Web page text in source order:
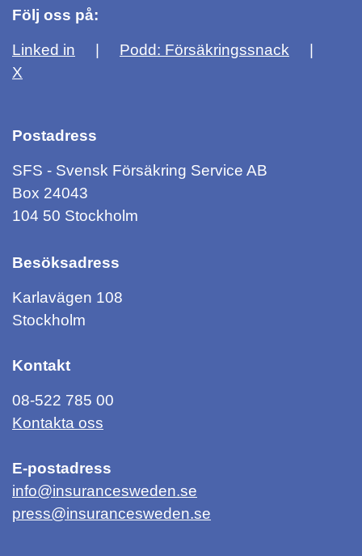
Följ oss på:
Linked in
Podd: Försäkringssnack
X
Postadress
SFS - Svensk Försäkring Service AB
Box 24043
104 50 Stockholm
Besöksadress
Karlavägen 108
Stockholm
Kontakt
08-522 785 00
Kontakta oss
E-postadress
info@insurancesweden.se
press@insurancesweden.se